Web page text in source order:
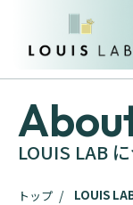
LOUIS LAB
トップ LOUIS